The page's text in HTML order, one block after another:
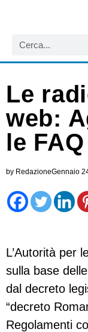
Le
web:
le FAQ
by RedazioneGennaio
L’Autorità per
sulla base
dal decreto
“decreto
Regolamenti